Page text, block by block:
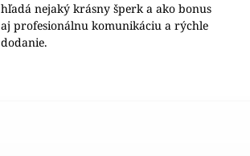
hľadá nejaký krásny šperk a ako bonus
aj profesionálnu komunikáciu a rýchle
dodanie.